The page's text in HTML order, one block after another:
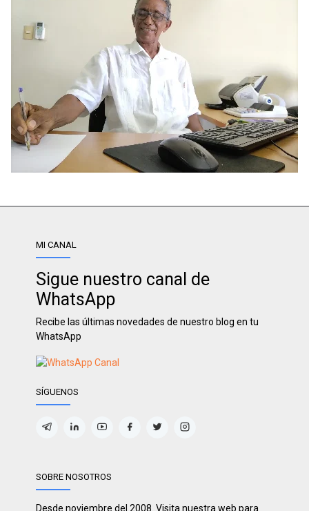
MI CANAL
Sigue nuestro canal de
WhatsApp
Recibe las últimas novedades de nuestro blog en tu
WhatsApp
SÍGUENOS
SOBRE NOSOTROS
Desde noviembre del 2008. Visita nuestra web para